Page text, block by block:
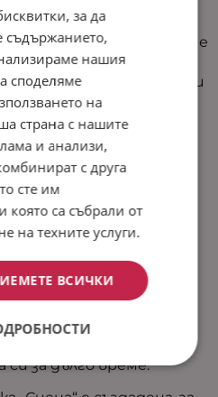
комфорт и
калъфка „Сиена“ е
спалня или
от свежи и топли
и придава
визии в една
и стил.
приятна и нежна на
както за
комфорт.
допълнение към
която запазва
за дълго време.
за да
съдържанието,
нашия
споделяме
на
страна с нашите
и анализи,
с друга
сте им
която са събрали от
на техните услуги.
ВСИЧКИ